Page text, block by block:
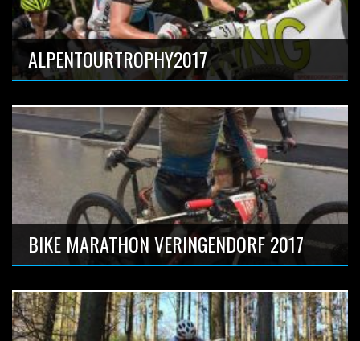
M3 Bike Marathon im wunderschönen Montafon.
130km 4500hm
Anzahl Bilder: 17
Vaude Engadin BikeGiro, Uci S2 stagerace im Engandin
Anzahl Bilder: 26
ALPENTOURTROPHY2017
BIKE MARATHON VERINGENDORF 2017